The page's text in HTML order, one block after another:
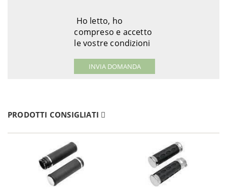
Ho letto, ho
compreso e accetto
le vostre condizioni
PRODOTTI CONSIGLIATI